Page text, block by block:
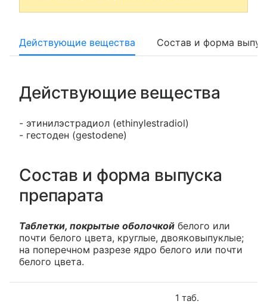
Действующие вещества Состав и форма
Действующие вещества
- этинилэстрадиол (ethinylestradiol)
- гестоден (gestodene)
Состав и форма выпуска
препарата
Таблетки, покрытые оболочкой белого или
почти белого цвета, круглые, двояковыпуклые;
на поперечном разрезе ядро белого или почти
белого цвета.
1 таб.